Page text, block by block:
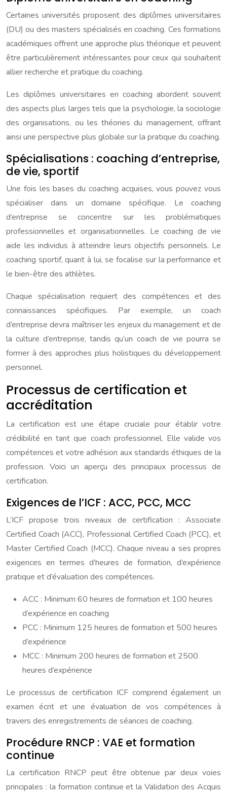
Certaines universités proposent des diplômes universitaires
(DU) ou des masters spécialisés en coaching. Ces formations
académiques offrent une approche plus théorique et peuvent
être particulièrement intéressantes pour ceux qui souhaitent
allier recherche et pratique du coaching.
Les diplômes universitaires en coaching abordent souvent
des aspects plus larges tels que la psychologie, la sociologie
des organisations, ou les théories du management, offrant
ainsi une perspective plus globale sur la pratique du coaching.
Spécialisations : coaching d’entreprise,
de vie, sportif
Une fois les bases du coaching acquises, vous pouvez vous
spécialiser dans un domaine spécifique. Le coaching
d’entreprise se concentre sur les problématiques
professionnelles et organisationnelles. Le coaching de vie
aide les individus à atteindre leurs objectifs personnels. Le
coaching sportif, quant à lui, se focalise sur la performance et
le bien-être des athlètes.
Chaque spécialisation requiert des compétences et des
connaissances spécifiques. Par exemple, un coach
d’entreprise devra maîtriser les enjeux du management et de
la culture d’entreprise, tandis qu’un coach de vie pourra se
former à des approches plus holistiques du développement
personnel.
Processus de certification et
accréditation
La certification est une étape cruciale pour établir votre
crédibilité en tant que coach professionnel. Elle valide vos
compétences et votre adhésion aux standards éthiques de la
profession. Voici un aperçu des principaux processus de
certification.
Exigences de l’ICF : ACC, PCC, MCC
L’ICF propose trois niveaux de certification : Associate
Certified Coach (ACC), Professional Certified Coach (PCC), et
Master Certified Coach (MCC). Chaque niveau a ses propres
exigences en termes d’heures de formation, d’expérience
pratique et d’évaluation des compétences.
ACC : Minimum 60 heures de formation et 100 heures
d’expérience en coaching
PCC : Minimum 125 heures de formation et 500 heures
d’expérience
MCC : Minimum 200 heures de formation et 2500
heures d’expérience
Le processus de certification ICF comprend également un
examen écrit et une évaluation de vos compétences à
travers des enregistrements de séances de coaching.
Procédure RNCP : VAE et formation
continue
La certification RNCP peut être obtenue par deux voies
principales : la formation continue et la Validation des Acquis